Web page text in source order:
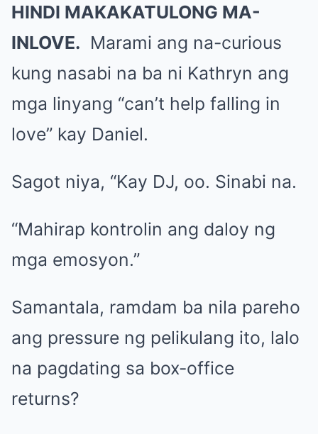
HINDI MAKAKATULONG MA-
INLOVE. Marami ang na-curious
kung nasabi na ba ni Kathryn ang
mga linyang “can’t help falling in
love” kay Daniel.
Sagot niya, “Kay DJ, oo. Sinabi na.
“Mahirap kontrolin ang daloy ng
mga emosyon.”
Samantala, ramdam ba nila pareho
ang pressure ng pelikulang ito, lalo
na pagdating sa box-office
returns?